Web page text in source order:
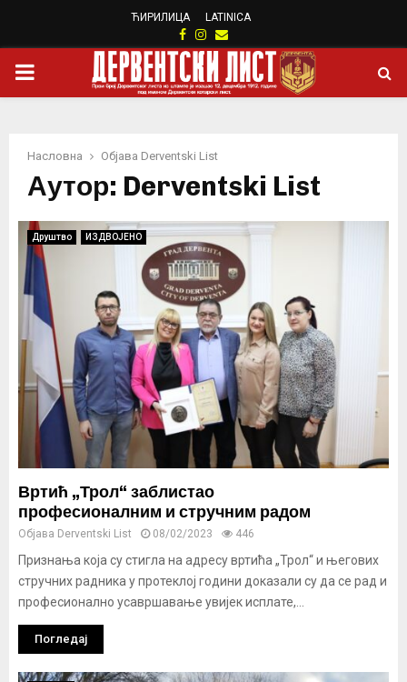
ЋИРИЛИЦА LATINICA
Facebook
Instagram
Email
PRIMARY
Насловна Објава Derventski List
Аутор: Derventski List
Друштво ИЗДВОЈЕНО
Вртић „Трол“ заблистао
професионалним и стручним радом
Објава Derventski List 08/02/2023 446
Признања која су стигла на адресу вртића „Трол“ и његових
стручних радника у протеклој години доказали су да се рад и
професионално усавршавање увијек исплате,...
Погледај